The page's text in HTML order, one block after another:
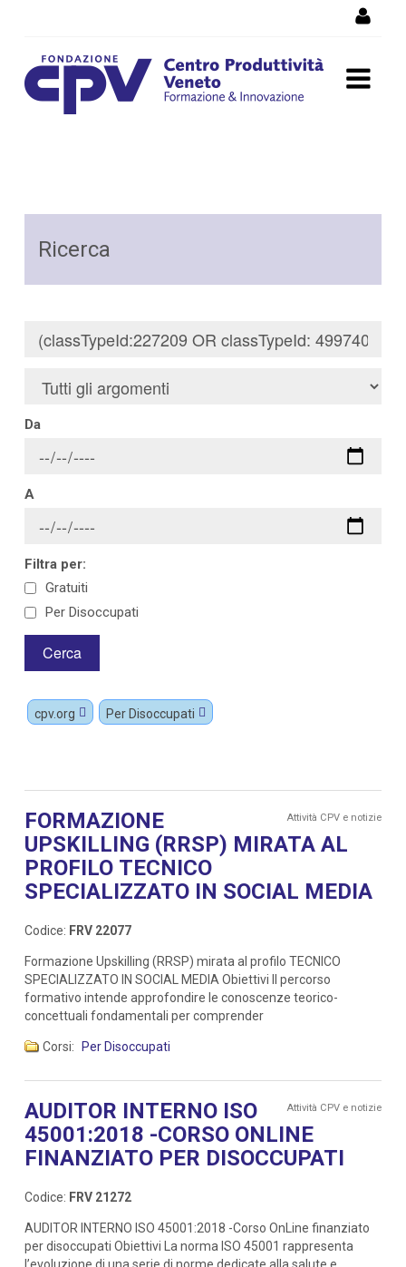
Ricerca
Da
A
Filtra per:
Gratuiti
Per Disoccupati
cpv.org Per Disoccupati
Attività CPV e notizie
FORMAZIONE
UPSKILLING (RRSP) MIRATA AL
PROFILO TECNICO
SPECIALIZZATO IN SOCIAL MEDIA
Codice: FRV 22077
Formazione Upskilling (RRSP) mirata al profilo TECNICO
SPECIALIZZATO IN SOCIAL MEDIA Obiettivi Il percorso
formativo intende approfondire le conoscenze teorico-
concettuali fondamentali per comprender
Corsi: Per Disoccupati
Attività CPV e notizie
AUDITOR INTERNO ISO
45001:2018 -CORSO ONLINE
FINANZIATO PER DISOCCUPATI
Codice: FRV 21272
AUDITOR INTERNO ISO 45001:2018 -Corso OnLine finanziato
per disoccupati Obiettivi La norma ISO 45001 rappresenta